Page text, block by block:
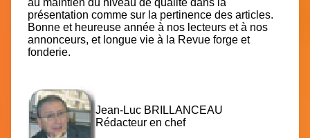
présentation comme sur la pertinence des articles.
Bonne et heureuse année à nos lecteurs et à nos
annonceurs, et longue vie à la Revue forge et
fonderie.
Jean-Luc BRILLANCEAU
Rédacteur en chef